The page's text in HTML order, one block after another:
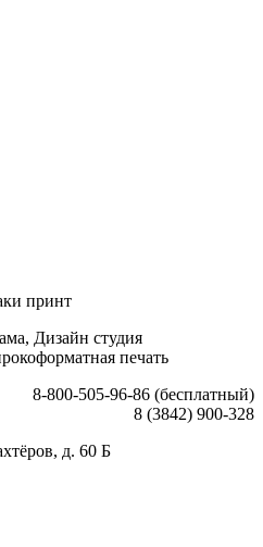
принт
Дизайн студия
печать
8-800-505-96-86 (бесплатный)
8 (3842) 900-328
д. 60 Б